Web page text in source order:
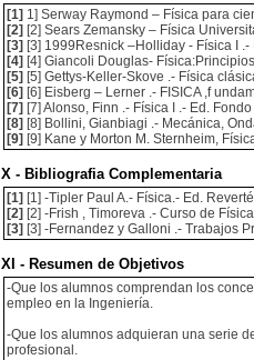
[1] 1] Serway Raymond – Física para
[2] [2] Sears Zemansky – Física
[3] [3] 1999Resnick –Holliday - Física I
[4] [4] Giancoli Douglas-
[5] [5] Gettys-Keller-Skove .- Física
[6] [6] Eisberg – Lerner .- FISICA ,f
[7] [7] Alonso, Finn .- Física I .- Ed.
[8] [8] Bollini, Gianbiagi .- Mecánica,
[9] [9] Kane y Morton M. Sternheim,
X - Bibliografia Complementaria
[1] [1] -Tipler Paul A.- Física.- Ed.
[2] [2] -Frish , Timoreva .- Curso de
[3] [3] -Fernandez y Galloni .- Trabajos
XI - Resumen de Objetivos
-Que los alumnos comprendan los
empleo en la Ingeniería.
-Que los alumnos adquieran una serie
profesional.